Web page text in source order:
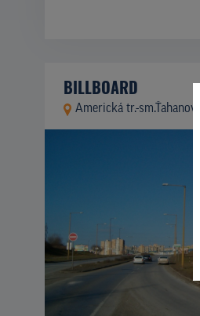
BILLBOARD
Americká tr.-